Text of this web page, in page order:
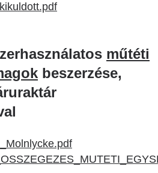
műtéti
beszerzése,